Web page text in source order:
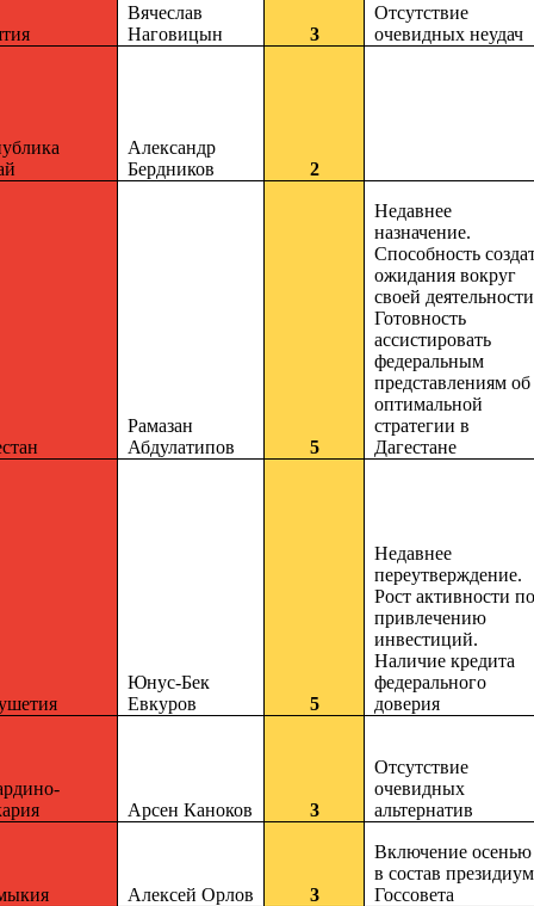
Вячеслав
Наговицын
3
Отсутствие
очевидных неудач
Александр
Бердников
2
Рамазан
Абдулатипов
5
Недавнее
назначение.
Способность
ожидания вокруг
своей
Готовность
ассистировать
федеральным
представлениям об
оптимальной
стратегии в
Дагестане
Юнус-Бек
Евкуров
5
Недавнее
переутверждение.
Рост активности по
привлечению
инвестиций.
Наличие кредита
федерального
доверия
Арсен Каноков 3
Отсутствие
очевидных
альтернатив
Алексей Орлов 3
Включение осенью
в состав
Госсовета